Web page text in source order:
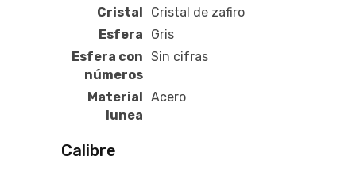
Cristal
Cristal de zafiro
Esfera
Gris
Esfera con
números
Sin cifras
Material
lunea
Acero
Calibre